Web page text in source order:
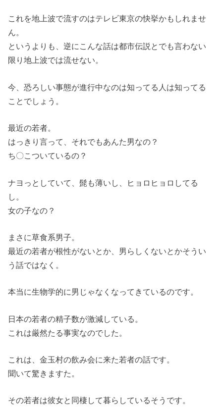
これを地上波で流すのはテレビ東京の快挙かもしれませ
ん。
というよりも、逆にこんな話は都市伝説とでも言わない
限り地上波では流せない。
今、恐ろしい事態が進行中なのは知ってる人は知ってる
ことでしょう。
最近の若者。
はっきり言って、それでもあんた男なの？
ち〇こついているの？
ナヨっとしていて、髭も薄いし、ヒョロヒョロしてる
し。
女の子なの？
まさに草食系男子。
最近の若者が根性がないとか、男らしくないとかそうい
う話ではなく。
本当に生物学的に男じゃなくなってきているのです。
日本の若者の精子数が激減している。
これは厳然たる事実なのでした。
これは、金玉村の飲み会に来た若者の話です。
聞いて驚きますた。
その若者は彼女と同棲して暮らしているそうです。